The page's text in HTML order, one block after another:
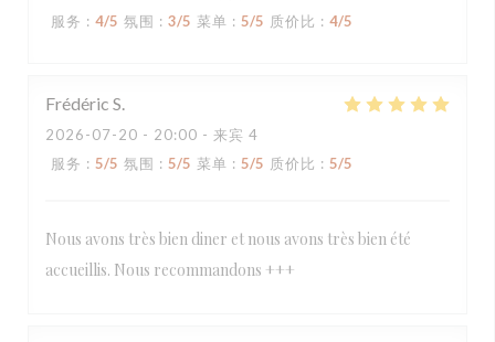
服务 : 4/5 氛围 : 3/5 菜单 : 5/5 质价比 : 4/5
Frédéric S
2026-07-20 - 20:00 - 来宾 4
服务 : 5/5 氛围 : 5/5 菜单 : 5/5 质价比 : 5/5
Nous avons très bien diner et nous avons très bien été
accueillis. Nous recommandons +++